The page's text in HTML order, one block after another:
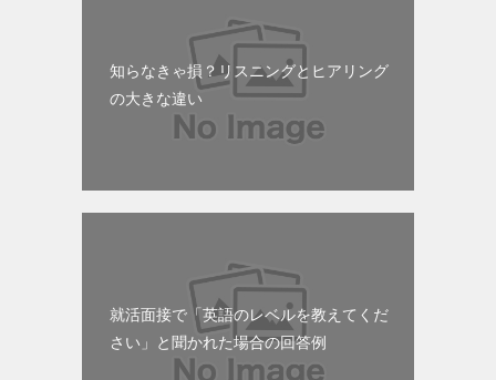
知らなきゃ損？リスニングとヒアリング
の大きな違い
就活面接で「英語のレベルを教えてくだ
さい」と聞かれた場合の回答例